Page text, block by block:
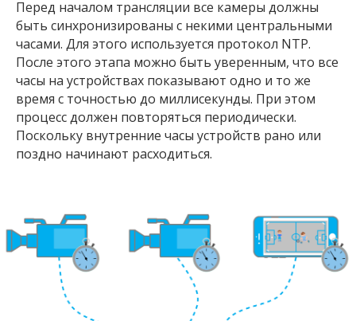
Перед началом трансляции все камеры должны
быть синхронизированы с некими центральными
часами. Для этого используется протокол NTP.
После этого этапа можно быть уверенным, что все
часы на устройствах показывают одно и то же
время с точностью до миллисекунды. При этом
процесс должен повторяться периодически.
Поскольку внутренние часы устройств рано или
поздно начинают расходиться.